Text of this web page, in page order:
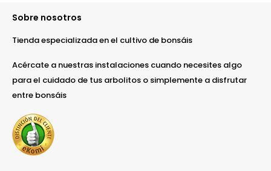
Sobre nosotros
Tienda especializada en el cultivo de bonsáis
Acércate a nuestras instalaciones cuando necesites algo
para el cuidado de tus arbolitos o simplemente a disfrutar
entre bonsáis